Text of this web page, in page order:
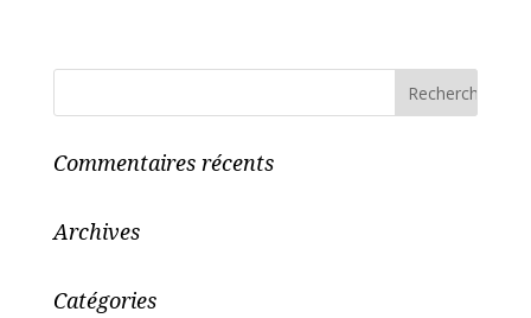
Commentaires récents
Archives
Catégories